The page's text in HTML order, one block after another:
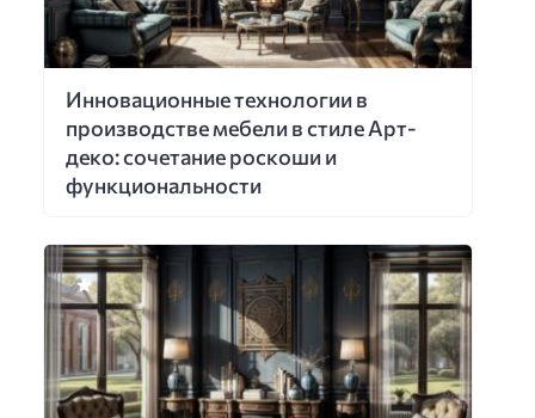
Инновационные технологии в
производстве мебели в стиле Арт-
деко: сочетание роскоши и
функциональности